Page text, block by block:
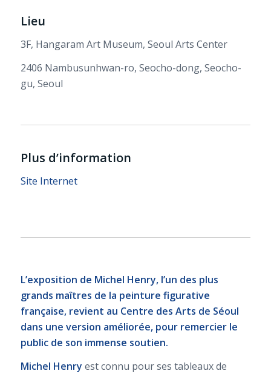
Lieu
3F, Hangaram Art Museum, Seoul Arts Center
2406 Nambusunhwan-ro, Seocho-dong, Seocho-
gu, Seoul
Plus d’information
Site Internet
L’exposition de Michel Henry, l’un des plus
grands maîtres de la peinture figurative
française, revient au Centre des Arts de Séoul
dans une version améliorée, pour remercier le
public de son immense soutien.
Michel Henry est connu pour ses tableaux de